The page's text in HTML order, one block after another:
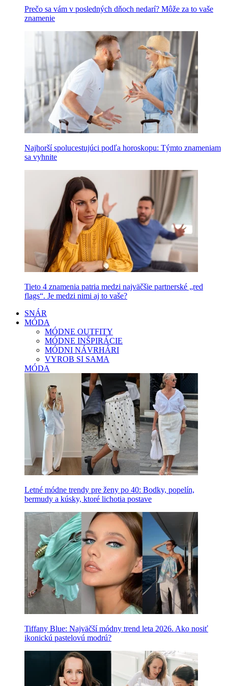
Prečo sa vám v posledných dňoch nedarí? Môže za to vaše
znamenie
Najhorší spolucestujúci podľa horoskopu: Týmto znameniam
sa vyhnite
Tieto 4 znamenia patria medzi najväčšie partnerské „red
flags“. Je medzi nimi aj to vaše?
SNÁR
MÓDA
MÓDNE OUTFITY
MÓDNE INŠPIRÁCIE
MÓDNI NÁVRHÁRI
VYROB SI SAMA
MÓDA
Letné módne trendy pre ženy po 40: Bodky, popelín,
bermudy a kúsky, ktoré lichotia postave
Tiffany Blue: Najväčší módny trend leta 2026. Ako nosiť
ikonickú pastelovú modrú?